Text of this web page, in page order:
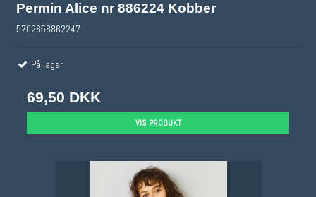
Permin Alice nr 886224 Kobber
5702858862247
På lager
69,50 DKK
VIS PRODUKT